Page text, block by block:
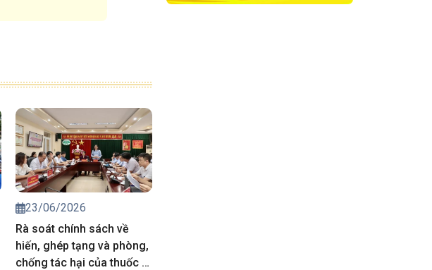
23/06/2026
Rà soát chính sách về
hiến, ghép tạng và phòng,
chống tác hại của thuốc lá